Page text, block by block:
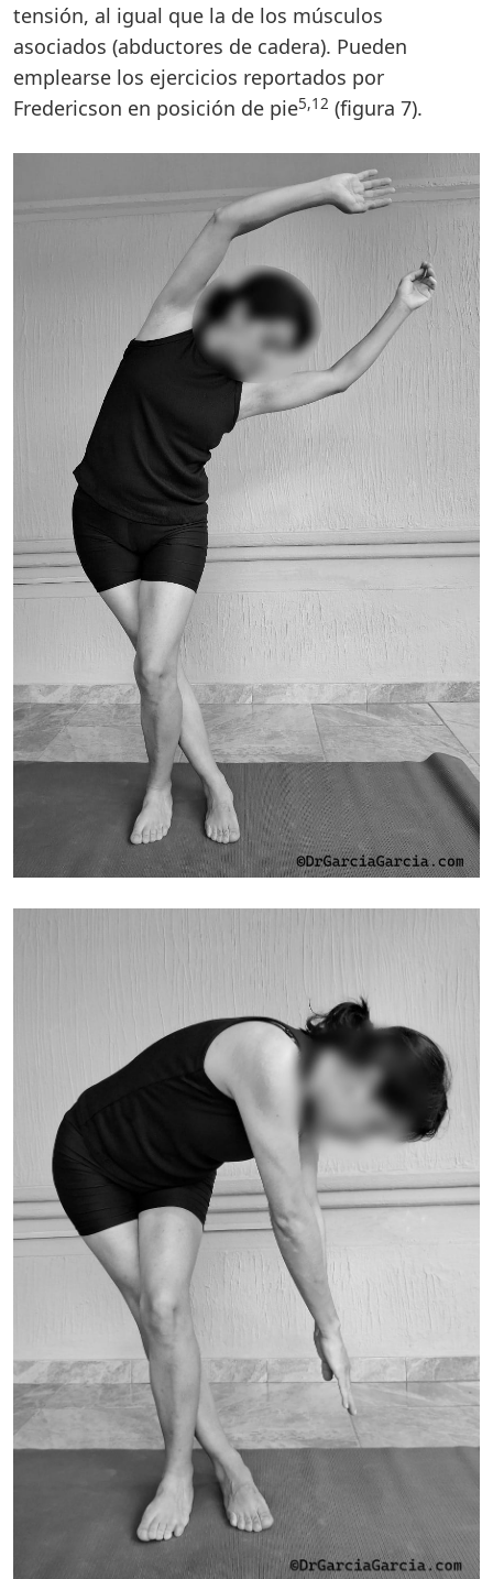
tensión, al igual que la de los músculos
asociados (abductores de cadera). Pueden
emplearse los ejercicios reportados por
Fredericson en posición de pie5,12 (figura 7).